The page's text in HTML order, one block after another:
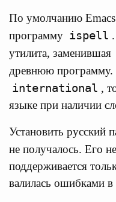
По умолчанию
программу ispell
утилита, заменившая
древнюю
international ,
языке при наличии
Установить русский
не получалось. Его
поддерживается
валилась ошибками в